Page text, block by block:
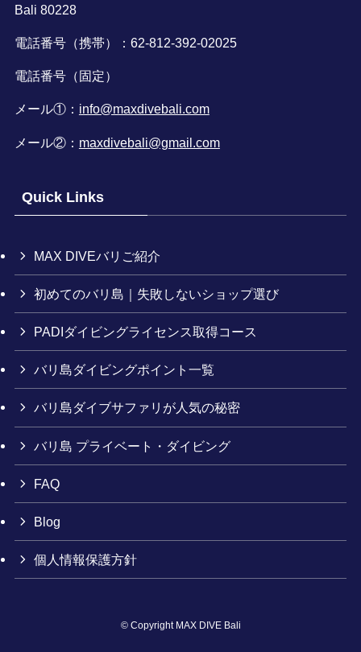
Bali 80228
電話番号（携帯）：62-812-392-02025
電話番号（固定）
メール①： info@maxdivebali.com
メール②： maxdivebali@gmail.com
Quick Links
MAX DIVEバリご紹介
初めてのバリ島｜失敗しないショップ選び
PADIダイビングライセンス取得コース
バリ島ダイビングポイント一覧
バリ島ダイブサファリが人気の秘密
バリ島 プライベート・ダイビング
FAQ
Blog
個人情報保護方針
©Copyright MAX DIVE Bali